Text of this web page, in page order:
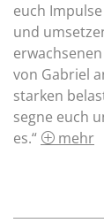
euch
und
von Gabriel
starken
segne euch
es.“
mehr